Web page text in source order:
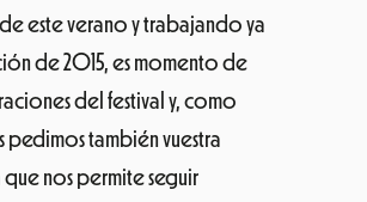
este verano y trabajando ya
de 2015, es momento de
del festival y, como
pedimos también vuestra
nos permite seguir